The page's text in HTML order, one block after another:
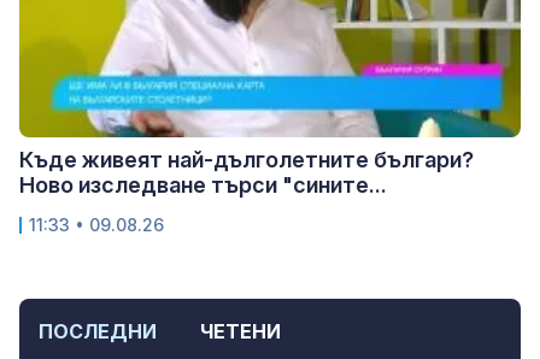
ПОСЛЕДНИ ЧЕТЕНИ
Къде живеят най-дълголетните българи?
Ново изследване търси "сините...
11:33 • 09.08.26